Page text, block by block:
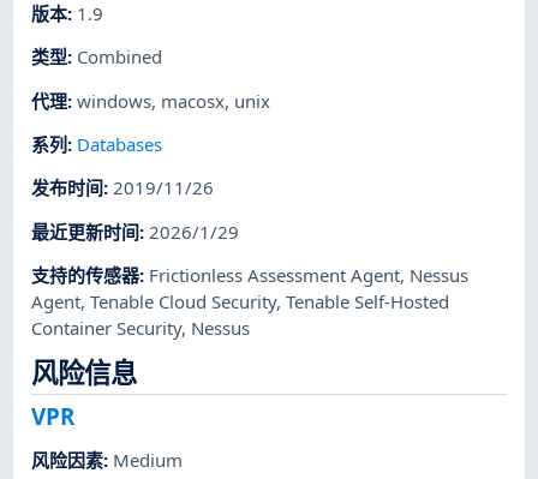
版本: 1.9
类型: Combined
代理:windows, macosx, unix
系列 : Databases
发布时间:2019/11/26
最近更新时间: 2026/1/29
支持的传感器: Frictionless Assessment Agent, Nessus
Agent,Tenable Cloud Security,Tenable Self-Hosted
Container Security, Nessus
风险信息
VPR
风险因素: Medium